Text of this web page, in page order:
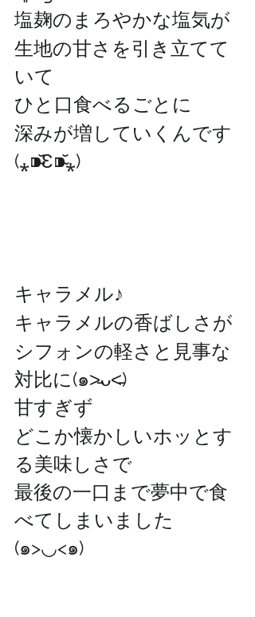
塩麹のまろやかな塩気が
生地の甘さを引き立てて
いて
ひと口食べるごとに
深みが増していくんです
(⁎⁍̴̆Ɛ⁍̴̆⁎)
キャラメル♪
キャラメルの香ばしさが
シフォンの軽さと見事な
対比に(๑˃̵ᴗ˂̵)
甘すぎず
どこか懐かしいホッとす
る美味しさで
最後の一口まで夢中で食
べてしまいました
(๑>◡<๑)